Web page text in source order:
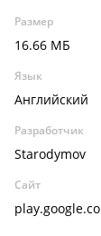
Размер
16.66 МБ
Язык
Английский
Разработчик
Starodymov
Сайт